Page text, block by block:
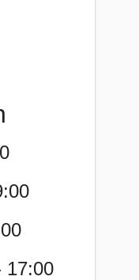
17:00